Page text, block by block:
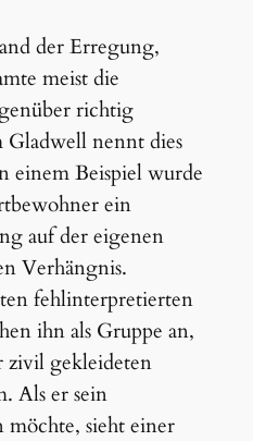
der Erregung,
meist die
richtig
nennt dies
einem Beispiel wurde
ein
auf der eigenen
Verhängnis.
fehlinterpretierten
ihn als Gruppe an,
zivil gekleideten
Als er sein
möchte, sieht einer